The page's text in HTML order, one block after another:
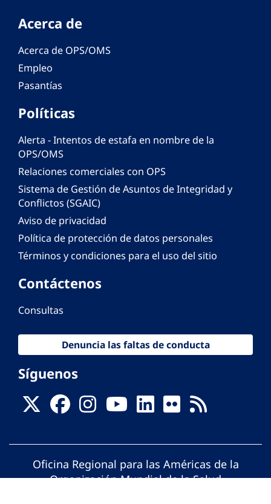
Acerca de
Acerca de OPS/OMS
Empleo
Pasantías
Políticas
Alerta - Intentos de estafa en nombre de la
OPS/OMS
Relaciones comerciales con OPS
Sistema de Gestión de Asuntos de Integridad y
Conflictos (SGAIC)
Aviso de privacidad
Política de protección de datos personales
Términos y condiciones para el uso del sitio
Contáctenos
Consultas
Denuncia las faltas de conducta
Síguenos
Oficina Regional para las Américas de la
Organización Mundial de la Salud